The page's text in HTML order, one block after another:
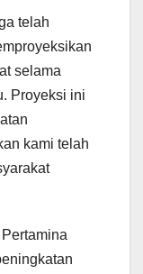
telah
selama
Proyeksi ini
kami telah